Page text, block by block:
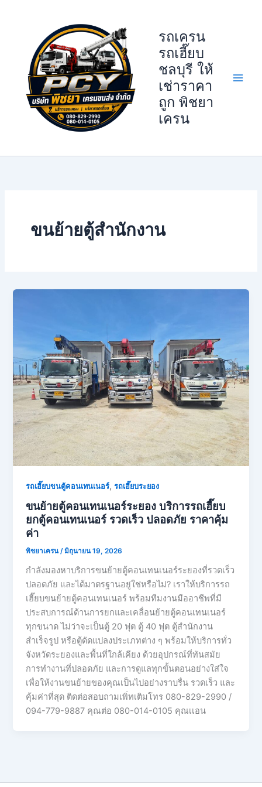
รถเครน
รถเฮี๊ยบ
ชลบุรี ให้
เช่าราคา
ถูก พิชยา
เครน
ขนย้ายตู้สำนักงาน
รถเฮี๊ยบขนตู้คอนเทนเนอร์,รถเฮี๊ยบระยอง
ขนย้ายตู้คอนเทนเนอร์ระยอง บริการรถเฮี๊ยบ
ยกตู้คอนเทนเนอร์ รวดเร็ว ปลอดภัย ราคาคุ้ม
ค่า
พิชยาเครน/มิถุนายน 19, 2026
กำลังมองหาบริการขนย้ายตู้คอนเทนเนอร์ระยองที่รวดเร็ว
ปลอดภัย และได้มาตรฐานอยู่ใช่หรือไม่? เราให้บริการรถ
เฮี๊ยบขนย้ายตู้คอนเทนเนอร์ พร้อมทีมงานมืออาชีพที่มี
ประสบการณ์ด้านการยกและเคลื่อนย้ายตู้คอนเทนเนอร์
ทุกขนาด ไม่ว่าจะเป็นตู้ 20 ฟุต ตู้ 40 ฟุต ตู้สำนักงาน
สำเร็จรูป หรือตู้ดัดแปลงประเภทต่าง ๆ พร้อมให้บริการทั่ว
จังหวัดระยองและพื้นที่ใกล้เคียง ด้วยอุปกรณ์ที่ทันสมัย
การทำงานที่ปลอดภัย และการดูแลทุกขั้นตอนอย่างใส่ใจ
เพื่อให้งานขนย้ายของคุณเป็นไปอย่างราบรื่น รวดเร็ว และ
คุ้มค่าที่สุด ติดต่อสอบถามเพิ่ทเติมโทร 080-829-2990 /
094-779-9887 คุณต่อ 080-014-0105 คุณเเอน